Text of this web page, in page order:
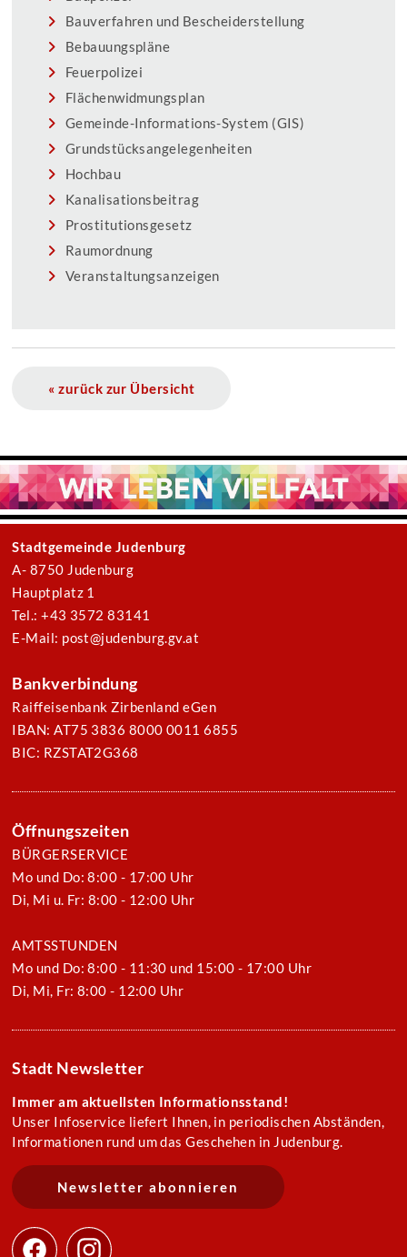
Bauverfahren und Bescheiderstellung
Bebauungspläne
Feuerpolizei
Flächenwidmungsplan
Gemeinde-Informations-System (GIS)
Grundstücksangelegenheiten
Hochbau
Kanalisationsbeitrag
Prostitutionsgesetz
Raumordnung
Veranstaltungsanzeigen
« zurück zur Übersicht
Stadtgemeinde Judenburg
A- 8750 Judenburg
Hauptplatz 1
Tel.: +43 3572 83141
E-Mail: post@judenburg.gv.at
Bankverbindung
Raiffeisenbank Zirbenland eGen
IBAN: AT75 3836 8000 0011 6855
BIC: RZSTAT2G368
Öffnungszeiten
BÜRGERSERVICE
Mo und Do: 8:00 - 17:00 Uhr
Di, Mi u. Fr: 8:00 - 12:00 Uhr
AMTSSTUNDEN
Mo und Do: 8:00 - 11:30 und 15:00 - 17:00 Uhr
Di, Mi, Fr: 8:00 - 12:00 Uhr
Stadt Newsletter
Immer am aktuellsten Informationsstand!
Unser Infoservice liefert Ihnen, in periodischen Abständen,
Informationen rund um das Geschehen in Judenburg.
Newsletter abonnieren